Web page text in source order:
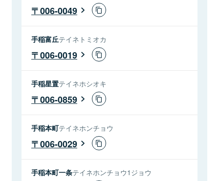
006-0049
手稲富丘テイネトミオカ
006-0019
手稲星置テイネホシオキ
006-0859
手稲本町テイネホンチョウ
006-0029
手稲本町一条テイネホンチョウ1ジョウ